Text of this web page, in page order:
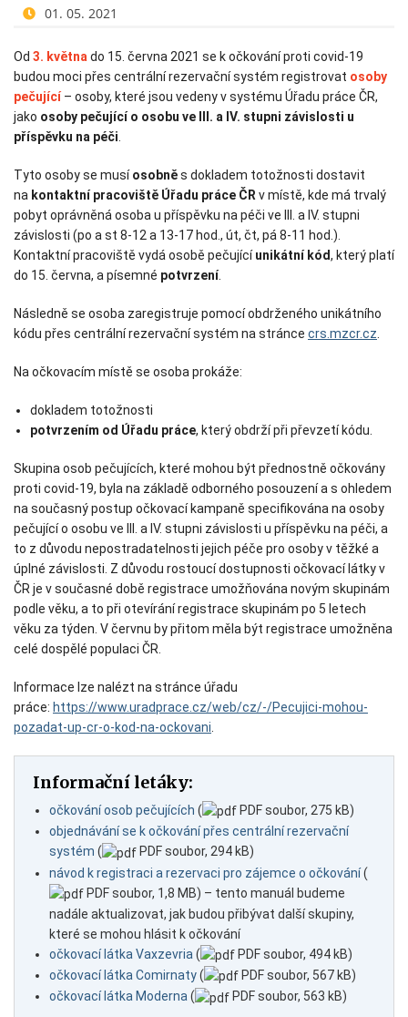
01. 05. 2021
Od 3. května do 15. června 2021 se k očkování proti covid-19
budou moci přes centrální rezervační systém registrovat osoby
pečující– osoby, které jsou vedeny v systému Úřadu práce ČR,
jako osoby pečující o osobu ve III. a IV. stupni závislosti u
příspěvku na péči
Tyto osoby se musíosobněs dokladem totožnosti dostavit
na kontaktní pracoviště Úřadu práce ČR v místě, kde má trvalý
pobyt oprávněná osoba u příspěvku na péči ve III. a IV. stupni
závislosti (po a st 8-12 a 13-17 hod., út, čt, pá 8-11 hod.).
Kontaktní pracoviště vydá osobě pečujícíunikátní kód, který platí
do 15. června, a písemné potvrzení.
Následně se osoba zaregistruje pomocí obdrženého unikátního
kódu přes centrální rezervační systém na stránce crs.mzcr.cz
Na očkovacím místě se osoba prokáže:
dokladem totožnosti
potvrzením od Úřadu práce, který obdrží při převzetí kódu.
Skupina osob pečujících, které mohou být přednostně očkovány
proti covid-19, byla na základě odborného posouzení a s ohledem
na současný postup očkovací kampaně specifikována na osoby
pečující o osobu ve III. a IV. stupni závislosti u příspěvku na péči, a
to z důvodu nepostradatelnosti jejich péče pro osoby v těžké a
úplné závislosti. Z důvodu rostoucí dostupnosti očkovací látky v
ČR je v současné době registrace umožňována novým skupinám
podle věku, a to při otevírání registrace skupinám po 5 letech
věku za týden. V červnu by přitom měla být registrace umožněna
celé dospělé populaci ČR.
Informace lze nalézt na stránce úřadu
práce: https://www.uradprace.cz/web/cz/-/Pecujici-mohou-
pozadat-up-cr-o-kod-na-ockovani
Informační letáky:
očkování osob pečujících (
PDF soubor, 275 kB)
objednávání se k očkování přes centrální rezervační
systém (
PDF soubor, 294 kB)
návod k registraci a rezervaci pro zájemce o očkování(
PDF soubor, 1,8 MB) – tento manuál budeme
nadále aktualizovat, jak budou přibývat další skupiny,
které se mohou hlásit k očkování
očkovací látka Vaxzevria (
PDF soubor, 494 kB)
očkovací látka Comirnaty(
PDF soubor, 567 kB)
očkovací látka Moderna( PDF soubor, 563 kB)